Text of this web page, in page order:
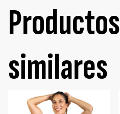
Productos
similares